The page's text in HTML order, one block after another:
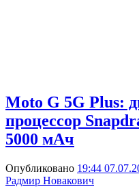
Moto G 5G Plus:
процессор
5000 мАч
Опубликовано 19:44
Радмир Новакович